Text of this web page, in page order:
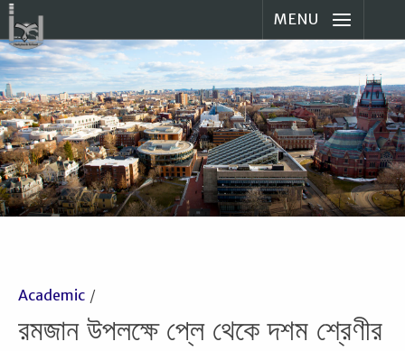
MENU
Academic
রমজান উপলক্ষে প্লে থেকে দশম শ্রেণীর